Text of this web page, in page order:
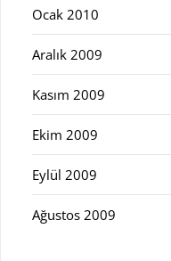
Ocak 2010
Aralık 2009
Kasım 2009
Ekim 2009
Eylül 2009
Ağustos 2009